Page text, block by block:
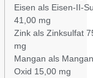
Eisen als Eisen-II-
41,00 mg
Zink als Zinksulfat
mg
Mangan als
Oxid 15,00 mg